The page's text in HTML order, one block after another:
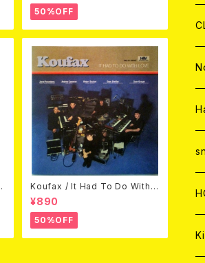
50%OFF
Koufax / It Had To Do With L
ove (CD)
¥890
50%OFF